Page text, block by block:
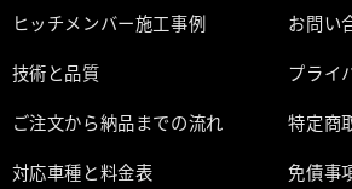
ヒッチメンバー施工事例
技術と品質
ご注文から納品までの流れ
対応車種と料金表
お問い
プライ
特定商
免債事